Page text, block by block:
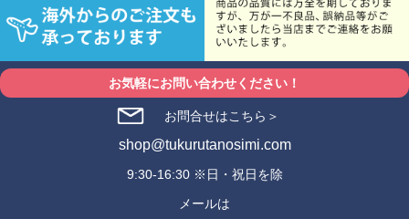
お気軽にお問い合わせください！
お問合せはこちら＞
shop@tukurutanosimi.com
9:30-16:30 ※日・祝日を除
メールは